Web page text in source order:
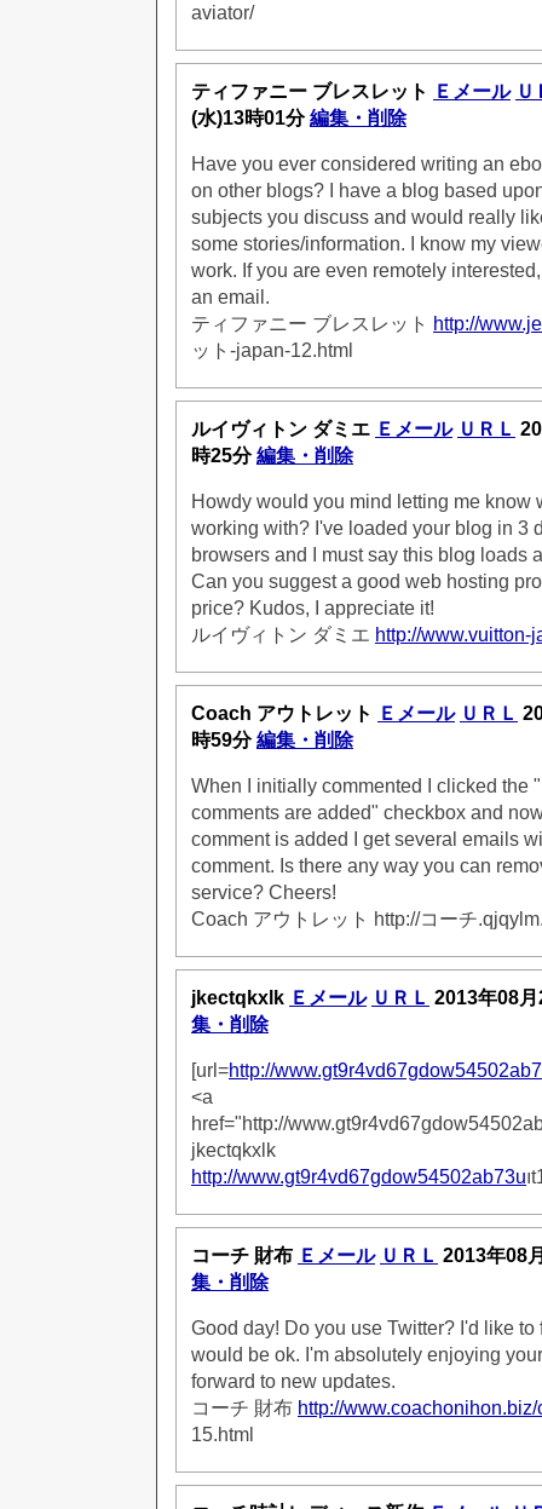
aviator/
ティファニー ブレスレット Ｅメール Ｕ
(水)13時01分編集・削除
Have you ever considered writing an
on other blogs? I have a blog based
subjects you discuss and would really
some stories/information. I know my
work. If you are even remotely
an email.
ティファニー ブレスレット http://
ット-japan-12.html
ルイヴィトン ダミエ Ｅメール ＵＲＬ
時25分編集・削除
Howdy would you mind letting me know
working with? I've loaded your blog in 3
browsers and I must say this blog loads
Can you suggest a good web hosting
price? Kudos, I appreciate it!
ルイヴィトン ダミエ http://www.vuitton-
Coach アウトレット Ｅメール ＵＲＬ
時59分編集・削除
When I initially commented I clicked the
comments are added" checkbox and
comment is added I get several emails
comment. Is there any way you can
service? Cheers!
Coach アウトレット http://コーチ
jkectqkxlk Ｅメール ＵＲＬ 2013年08
集・削除
[url=http://
<a
href="http://
jkectqkxlk
http://www.gt9r4vd67gdow54502ab73u
コーチ 財布 Ｅメール ＵＲＬ 2013年08
集・削除
Good day! Do you use Twitter? I'd like to
would be ok. I'm absolutely enjoying
forward to new updates.
コーチ 財布 http://
15.html